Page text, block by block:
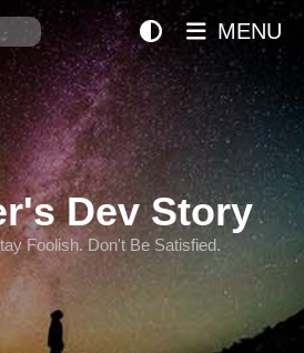
Search
Dev Story
Foolish. Don't Be Satisfied.
MENU